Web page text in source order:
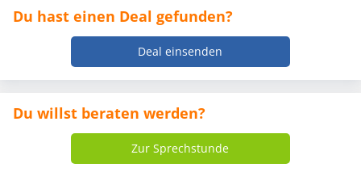
Du hast einen Deal gefunden?
Deal einsenden
Du willst beraten werden?
Zur Sprechstunde